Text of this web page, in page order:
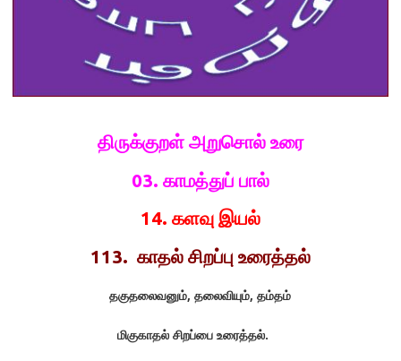
திருக்குறள் அறுசொல் உரை
03. காமத்துப் பால்
14. களவு இயல்
113. காதல் சிறப்பு உரைத்தல்
தகுதலைவனும்,தலைவியும்,தம்தம்
மிகுகாதல் சிறப்பை உரைத்தல்.